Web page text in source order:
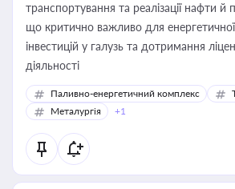
транспортування та реалізації нафти й
що критично важливо для
інвестицій у галузь та дотримання
діяльності
Паливно-енергетичний комплекс
Металургія
+1